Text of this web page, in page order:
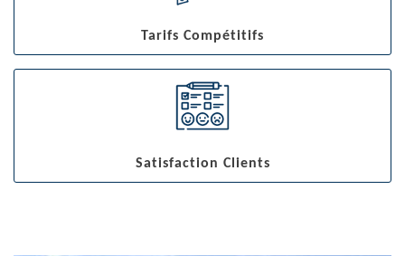
Tarifs Compétitifs
Satisfaction Clients